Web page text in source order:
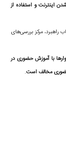
اینترنت و استفاده از
کتاب راهبرد، مرکز بررسی‌های
با آموزش حضوری در
.